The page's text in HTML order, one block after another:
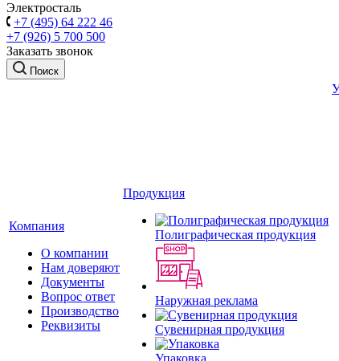
Электросталь
+7 (495) 64 222 46
+7 (926) 5 700 500
Заказать звонок
Поиск
Компания
О компании
Нам доверяют
Документы
Вопрос ответ
Производство
Реквизиты
Продукция
Полиграфическая продукция
Наружная реклама
Сувенирная продукция
Упаковка